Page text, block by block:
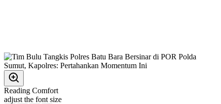
Reading Comfort
adjust the font size